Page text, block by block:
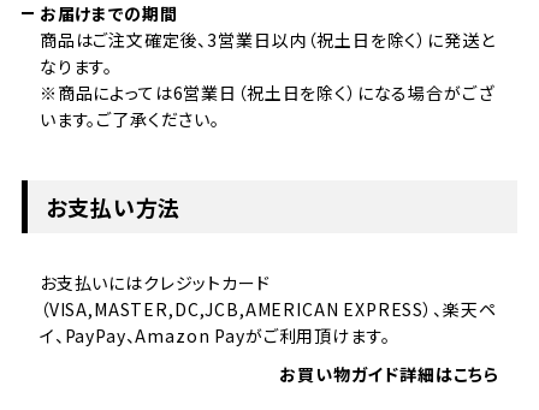
お届けまでの期間
商品はご注文確定後、3営業日以内（祝土日を除く）に発送と
なります。
※商品によっては6営業日（祝土日を除く）になる場合がござ
います。ご了承ください。
お支払い方法
お支払いにはクレジットカード
（VISA,MASTER,DC,JCB,AMERICAN EXPRESS）、楽天ペ
イ、PayPay、Amazon Payがご利用頂けます。
お買い物ガイド詳細はこちら